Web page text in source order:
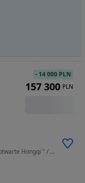
1989 cm3 • 245 KM • Oferta Specjalna ! " dni otwarte Hongqi " / Od Ręki / Leasing
- 14 000 PLN
157 300 PLN